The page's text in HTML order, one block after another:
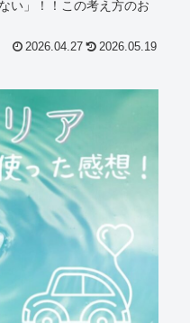
い」！！この考え方のお
2026.04.27 2026.05.19